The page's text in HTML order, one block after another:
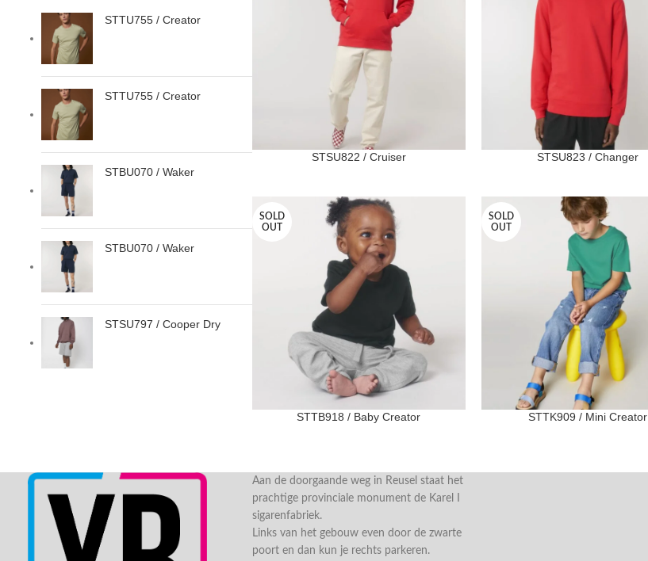
STTU755 / Creator
STTU755 / Creator
STBU070 / Waker
STBU070 / Waker
STSU797 / Cooper Dry
STSU822 / Cruiser STSU823 / Changer
SOLD
OUT
STTB918 / Baby Creator
SOLD
OUT
STTK909 / Mini Creator
Aan de doorgaande weg in Reusel staat het
prachtige provinciale monument de Karel I
sigarenfabriek.
Links van het gebouw even door de zwarte
poort en dan kun je rechts parkeren.